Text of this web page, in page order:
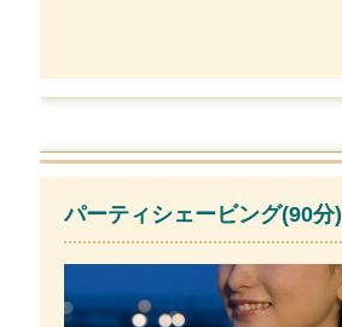
パーティシェービング(90分)